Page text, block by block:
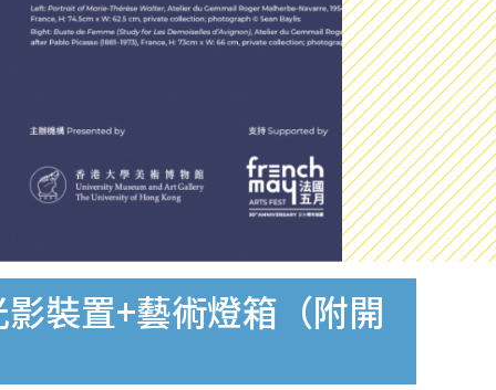
裝置+藝術燈箱（附開